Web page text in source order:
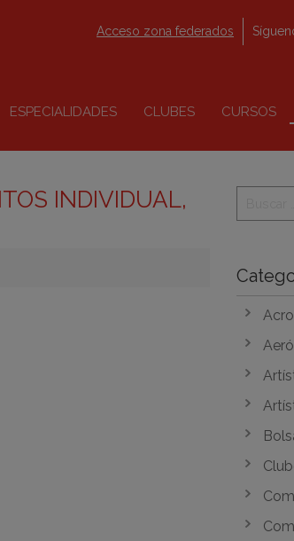
ESPECIALIDADES CLUBES CURSOS
Acceso zona federados
INDIVIDUAL,